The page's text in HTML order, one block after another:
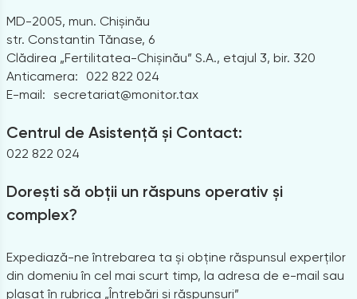
MD-2005, mun. Chișinău
str. Constantin Tănase, 6
Clădirea „Fertilitatea-Chișinău” S.A., etajul 3, bir. 320
Anticamera:
022 822 024
E-mail: secretariat@monitor.tax
Centrul de Asistență și Contact:
022 822 024
Dorești să obții un răspuns operativ și
complex?
Expediază-ne întrebarea ta și obține răspunsul experților
din domeniu în cel mai scurt timp, la adresa de e-mail sau
plasat în rubrica „Întrebări și răspunsuri”